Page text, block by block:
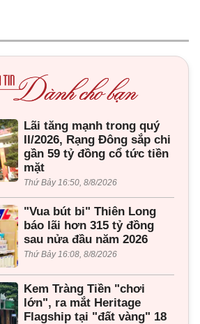
Lãi tăng mạnh trong quý
II/2026, Rạng Đông sắp chi
gần 59 tỷ đồng cổ tức tiền
mặt
Thứ Bảy 16:50, 8/8/2026
"Vua bút bi" Thiên Long
báo lãi hơn 315 tỷ đồng
sau nửa đầu năm 2026
Thứ Bảy 16:08, 8/8/2026
Kem Tràng Tiền "chơi
lớn", ra mắt Heritage
Flagship tại "đất vàng" 18